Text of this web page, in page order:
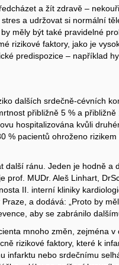
a žít zdravě –
a udržovat si normální
měly být také pravidelné
rizikové faktory, jako je
predispozice – například
dalších srdečně-cévních
přibližně 5 % a
hospitalizována kvůli
% pacientů ohroženo
další ránu. Jeden je hodně a
prof. MUDr. Aleš Linhart,
II. interní kliniky
a dodává: „Proto by
aby se zabránilo
mnoho změn, zejména v
rizikové faktory, které k
infarktu nebo srdečnímu